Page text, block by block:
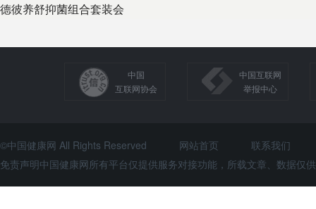
德彼养舒抑菌组合套装会
中国
互联网协会
中国互联网
举报中心
©中国健康网 All Rights Reserved 网站首页
联系我们
免责声明中国健康网所有平台仅提供服务对接功能，所载文章、数据